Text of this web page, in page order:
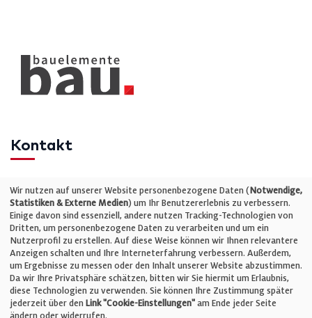
Kontakt
Telefon: +49 (0)711 2585563-0
E-Mail:info@bauelemente-bau.eu
Unternehmen
Impressum
Wir nutzen auf unserer Website personenbezogene Daten (Notwendige,
Statistiken & Externe Medien) um Ihr Benutzererlebnis zu verbessern.
Einige davon sind essenziell, andere nutzen Tracking-Technologien von
Dritten, um personenbezogene Daten zu verarbeiten und um ein
Nutzerprofil zu erstellen. Auf diese Weise können wir Ihnen relevantere
Anzeigen schalten und Ihre Interneterfahrung verbessern. Außerdem,
um Ergebnisse zu messen oder den Inhalt unserer Website abzustimmen.
Da wir Ihre Privatsphäre schätzen, bitten wir Sie hiermit um Erlaubnis,
diese Technologien zu verwenden. Sie können Ihre Zustimmung später
jederzeit über den Link "Cookie-Einstellungen" am Ende jeder Seite
ändern oder widerrufen.